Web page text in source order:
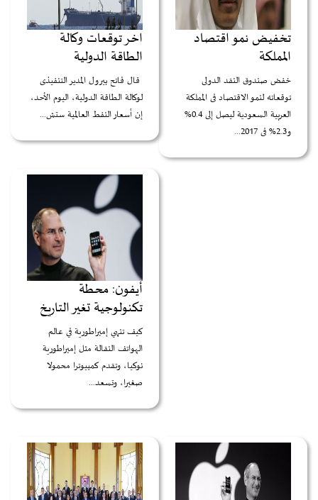
تخفيض نمو اقتصاد
المملكة
خفض صندوق النقد الدولى
توقعاته لنمو الاقتصاد فى المملكة
العربية السعودية ليصل إلى 0.4%
و2.3% فى 2017...
اخر توقعات وكالة
الطاقة الدولية
قال فاتح بيرول المدير التنفيذى
لوكالة الطاقة الدولية، اليوم الأحد،
إن أسعار النفط العالمية ستش...
أيفون: محطة
تكنولوجية تغير التاريخ
كيف تنهي إمبراطورية في عالم
الهواتف النقالة مثل إمبراطورية
نوكيا، وتقدم كمبيوترا محمولا
صغيرا، وتسعد...